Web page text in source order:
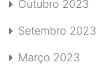
Outubro 2023
Setembro 2023
Março 2023